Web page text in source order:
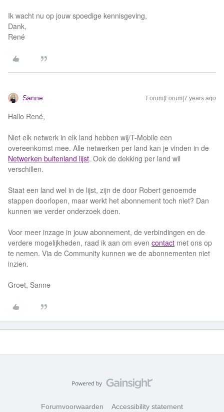
Ik wacht nu op jouw spoedige kennisgeving,
Dank,
René
Sanne Forum|Forum|7 years ago
Hallo René,
Niet elk netwerk in elk land hebben wij/T-Mobile een
overeenkomst mee. Alle netwerken per land kan je vinden in de
Netwerken buitenland lijst. Ook de dekking per land wil
verschillen.
Staat een land wel in de lijst, zijn de door Robert genoemde
stappen doorlopen, maar werkt het abonnement toch niet? Dan
kunnen we verder onderzoek doen.
Voor meer inzage in jouw abonnement, de verbindingen en de
verdere mogelijkheden, raad ik aan om even contact met ons op
te nemen. Via de Community kunnen we de abonnementen niet
inzien.
Groet, Sanne
Forumvoorwaarden Accessibility statement